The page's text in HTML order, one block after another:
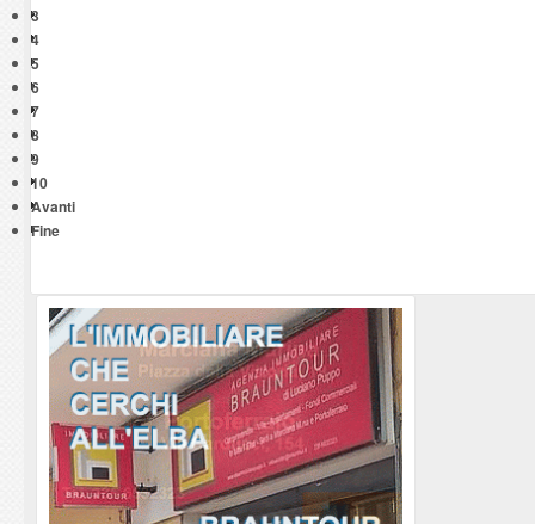
3
4
5
6
7
8
9
10
Avanti
Fine